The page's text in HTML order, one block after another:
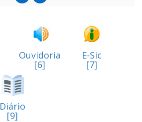
Ouvidoria
[6]
E-Sic
[7]
Diário
[9]